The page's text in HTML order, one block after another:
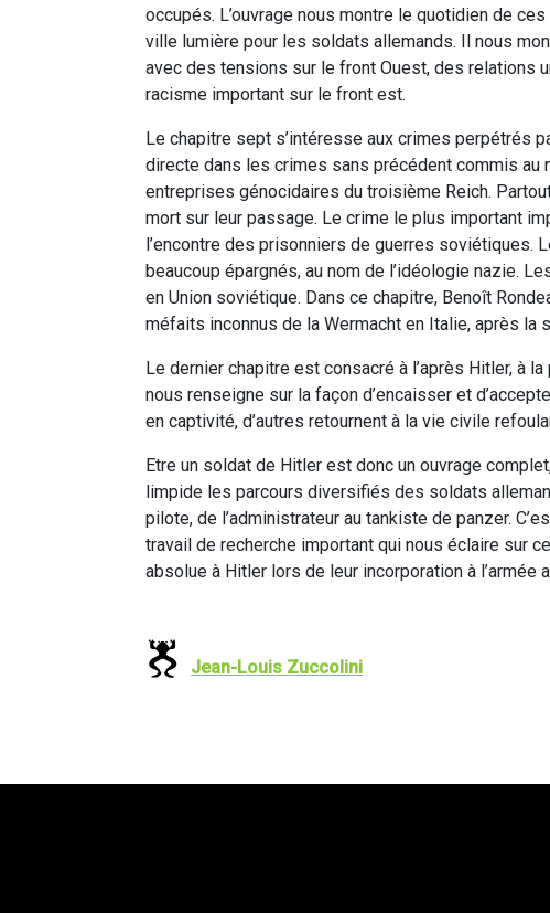
occupés. L’ouvrage nous montre le quotidien de
ville lumière pour les soldats allemands. Il nous
avec des tensions sur le front Ouest, des relations
racisme important sur le front est.
Le chapitre sept s’intéresse aux crimes perpétrés
directe dans les crimes sans précédent commis au
entreprises génocidaires du troisième Reich.
mort sur leur passage. Le crime le plus important
l’encontre des prisonniers de guerres soviétiques.
beaucoup épargnés, au nom de l’idéologie nazie.
en Union soviétique. Dans ce chapitre, Benoît
méfaits inconnus de la Wermacht en Italie, après la
Le dernier chapitre est consacré à l’après Hitler, à
nous renseigne sur la façon d’encaisser et
en captivité, d’autres retournent à la vie civile
Etre un soldat de Hitler est donc un ouvrage
limpide les parcours diversifiés des soldats
pilote, de l’administrateur au tankiste de panzer.
travail de recherche important qui nous éclaire sur
absolue à Hitler lors de leur incorporation à l’armée
Jean-Louis Zuccolini